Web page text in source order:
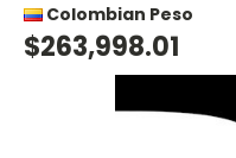
Colombian Peso
$263,998.01